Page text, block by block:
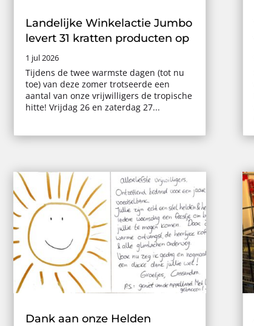
Landelijke Winkelactie Jumbo
levert 31 kratten producten op
1 jul 2026
Tijdens de twee warmste dagen (tot nu
toe) van deze zomer trotseerde een
aantal van onze vrijwilligers de tropische
hitte! Vrijdag 26 en zaterdag 27...
Dank aan onze Helden